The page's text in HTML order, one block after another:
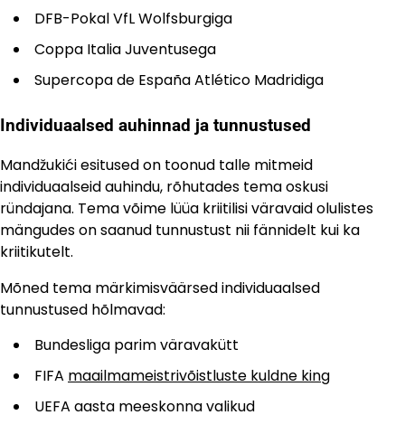
DFB-Pokal VfL Wolfsburgiga
Coppa Italia Juventusega
Supercopa de España Atlético Madridiga
Individuaalsed auhinnad ja tunnustused
Mandžukići esitused on toonud talle mitmeid
individuaalseid auhindu, rõhutades tema oskusi
ründajana. Tema võime lüüa kriitilisi väravaid olulistes
mängudes on saanud tunnustust nii fännidelt kui ka
kriitikutelt.
Mõned tema märkimisväärsed individuaalsed
tunnustused hõlmavad:
Bundesliga parim väravakütt
FIFA maailmameistrivõistluste kuldne king
UEFA aasta meeskonna valikud